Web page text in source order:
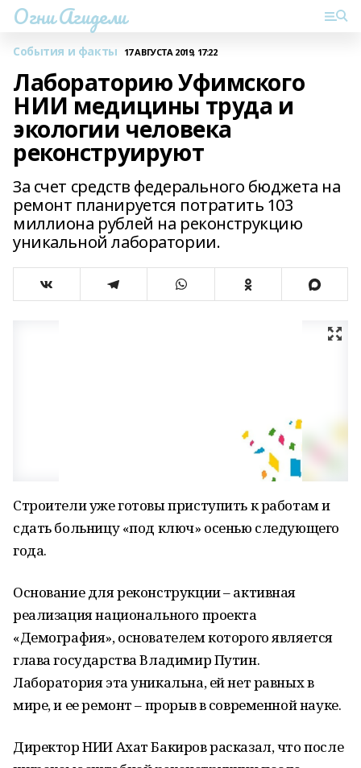
Огни Агидели
События и факты 17 АВГУСТА 2019, 17:22
Лабораторию Уфимского
НИИ медицины труда и
экологии человека
реконструируют
За счет средств федерального бюджета на
ремонт планируется потратить 103
миллиона рублей на реконструкцию
уникальной лаборатории.
Строители уже готовы приступить к работам и
сдать больницу «под ключ» осенью следующего
года.
Основание для реконструкции – активная
реализация национального проекта
«Демография», основателем которого является
глава государства Владимир Путин.
Лаборатория эта уникальна, ей нет равных в
мире, и ее ремонт – прорыв в современной науке.
Директор НИИ Ахат Бакиров расказал, что после